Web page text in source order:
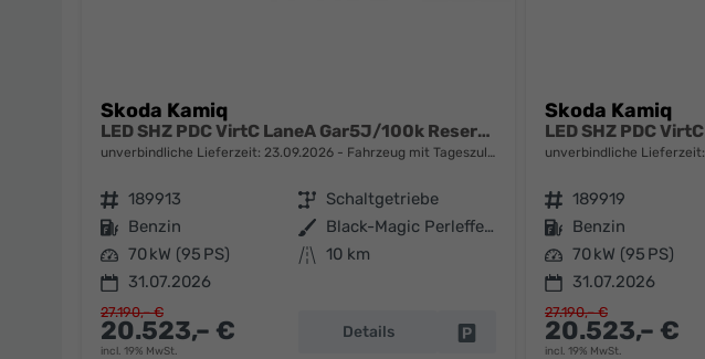
Skoda Kamiq
LED SHZ PDC VirtC LaneA Gar5J/100k Reserve
unverbindliche Lieferzeit: 23.09.2026 Fahrzeug mit Tageszulassung
Fahrzeugnr. 189913 Getriebe Schaltgetriebe
Kraftstoff Benzin Außenfarbe
Black-Magic Perleffekt
Leistung 70 kW (95 PS) Kilometerstand 10 km
31.07.2026
20.523,– €
incl. 19% MwSt.
27.190,– €
Details Fahrzeug parken
Skoda Kamiq
unverbindliche Lieferzeit:
Fahrzeugnr. 189919
Kraftstoff Benzin
Leistung 70 kW (95 PS)
31.07.2026
20.523,– €
incl. 19% MwSt.
27.190,– €